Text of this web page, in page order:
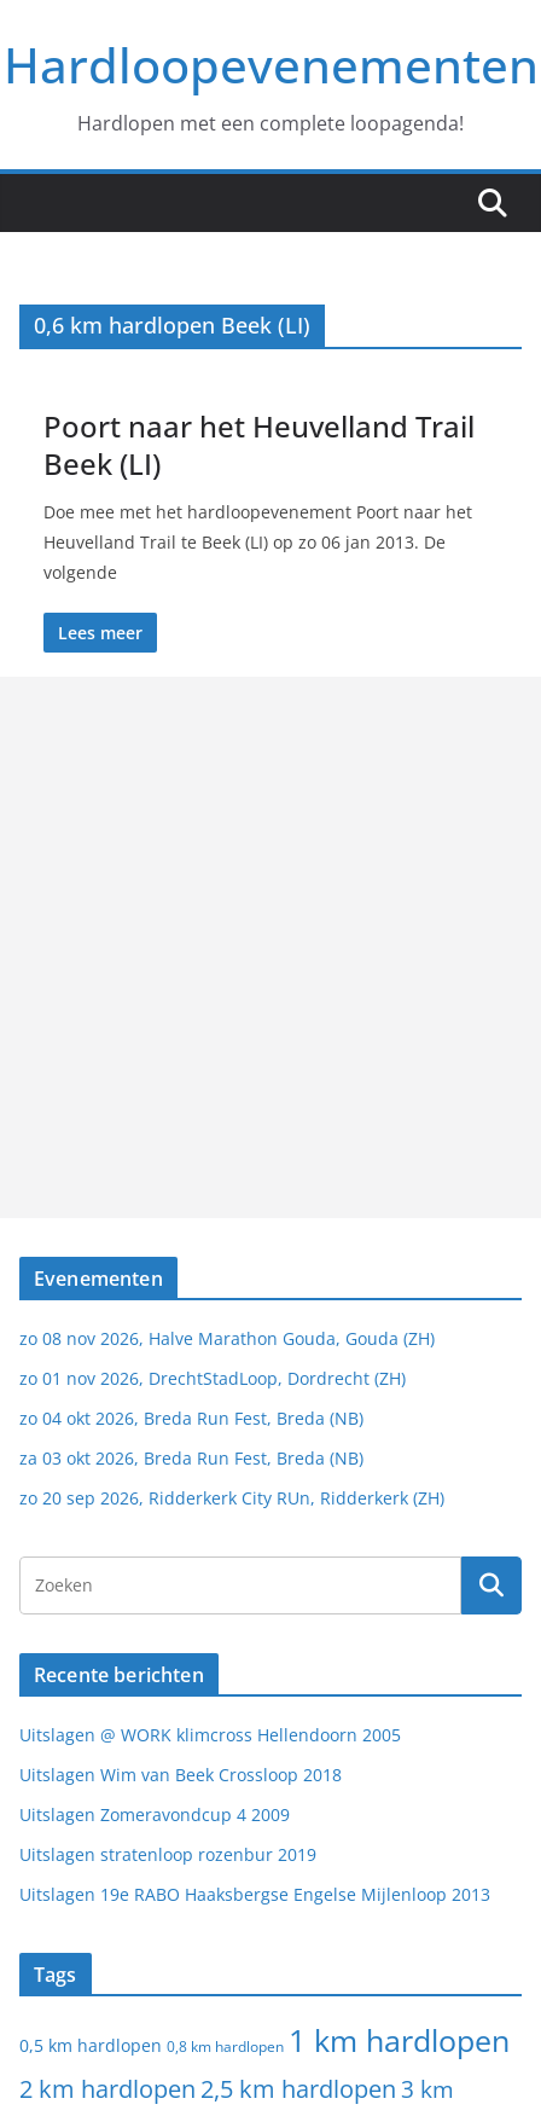
naar
deHardloopevenementen
Hardlopen met een complete loopagenda!
0,6 km hardlopen Beek (LI)
Poort naar het Heuvelland Trail
Beek (LI)
Doe mee met het hardloopevenement Poort naar het
Heuvelland Trail te Beek (LI) op zo 06 jan 2013. De
volgende
Lees meer
Evenementen
zo 08 nov 2026, Halve Marathon Gouda, Gouda (ZH)
zo 01 nov 2026, DrechtStadLoop, Dordrecht (ZH)
zo 04 okt 2026, Breda Run Fest, Breda (NB)
za 03 okt 2026, Breda Run Fest, Breda (NB)
zo 20 sep 2026, Ridderkerk City RUn, Ridderkerk (ZH)
Recente berichten
Uitslagen @ WORK klimcross Hellendoorn 2005
Uitslagen Wim van Beek Crossloop 2018
Uitslagen Zomeravondcup 4 2009
Uitslagen stratenloop rozenbur 2019
Uitslagen 19e RABO Haaksbergse Engelse Mijlenloop 2013
Tags
0,5 km hardlopen 0,8 km hardlopen 1 km hardlopen
2 km hardlopen 2,5 km hardlopen 3 km